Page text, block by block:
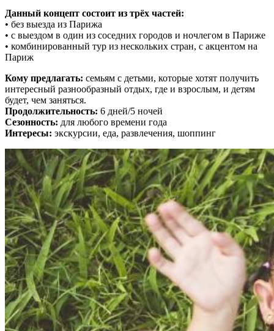
Не любите все ускладнювати?
Тоді підписуйтеся та дивуйтеся,
наскільки легко працювати
Електронна пошта*
Ваше ім'я
Так, будь ласка, повідомляйте мене про новини, події та
пропозиції*
Данный концепт состоит из трёх частей:
• без выезда из Парижа
• с выездом в один из соседних городов и ночлегом в Париже
• комбинированный тур из нескольких стран, с акцентом на
Париж
Кому предлагать: семьям с детьми, которые хотят получить
интересный разнообразный отдых, где и взрослым, и детям
будет, чем заняться.
Продолжительность: 6 дней/5 ночей
Сезонность: для любого времени года
Интересы: экскурсии, еда, развлечения, шоппинг